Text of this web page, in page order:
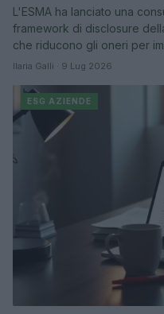
L'ESMA ha lanciato una
framework di disclosure
che riducono gli oneri per
Ilaria Galli · 9 Lug 2026
ESG AZIENDE